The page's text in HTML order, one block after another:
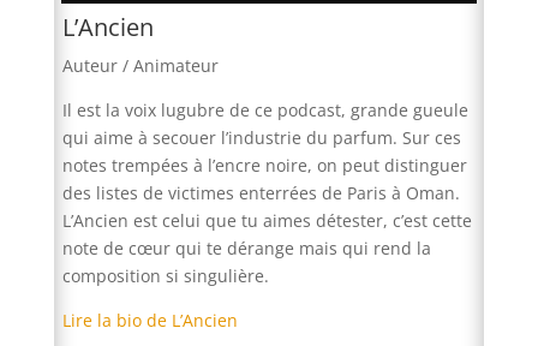
L’Ancien
Auteur / Animateur
Il est la voix lugubre de ce podcast, grande gueule
qui aime à secouer l’industrie du parfum. Sur ces
notes trempées à l’encre noire, on peut distinguer
des listes de victimes enterrées de Paris à Oman.
L’Ancien est celui que tu aimes détester, c’est cette
note de cœur qui te dérange mais qui rend la
composition si singulière.
Lire la bio de L’Ancien